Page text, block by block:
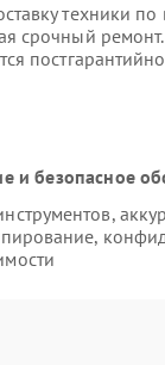
техники
срочный
и безопасное